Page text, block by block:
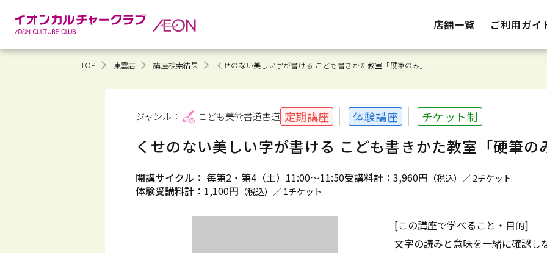
店舗一覧 ご利用ガイ
TOP 東雲店 講座検索結果 くせのない美しい字が書ける こども書きかた教室「硬筆のみ」
ジャンル： こども美術書道書道 定期講座 体験講座 チケット制
くせのない美しい字が書ける こども書きかた教室「硬筆の
開講サイクル： 毎第2・第4（土）11:00～11:50受講料計： 3,960円 （税込）／ 2チケット
体験受講料計： 1,100円 （税込）／ 1チケット
[この講座で学べること・目的]
文字の読みと意味を一緒に確認し